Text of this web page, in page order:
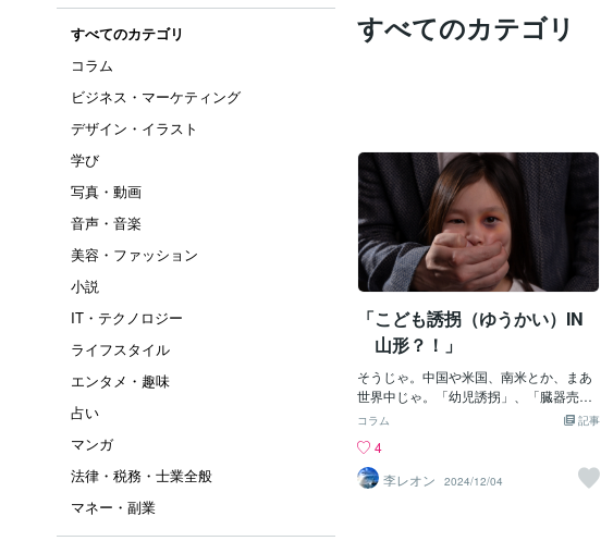
すべてのカテゴリ
コラム
ビジネス・マーケティング
デザイン・イラスト
学び
写真・動画
音声・音楽
美容・ファッション
小説
IT・テクノロジー
ライフスタイル
エンタメ・趣味
占い
マンガ
法律・税務・士業全般
マネー・副業
すべてのカテゴリ
「こども誘拐（ゆうかい）IN
山形？！」
そうじゃ。中国や米国、南米とか、まあ
世界中じゃ。「幼児誘拐」、「臓器売
買」とかって「日本以外」のお話でし
もう前から「日本国内で発生中」じゃ！
ちょい前に「中国人女」が「小学生」を
誘拐しようとして失敗し、警察に逮捕さ
記事
コラム
4
李レオン
2024/12/04